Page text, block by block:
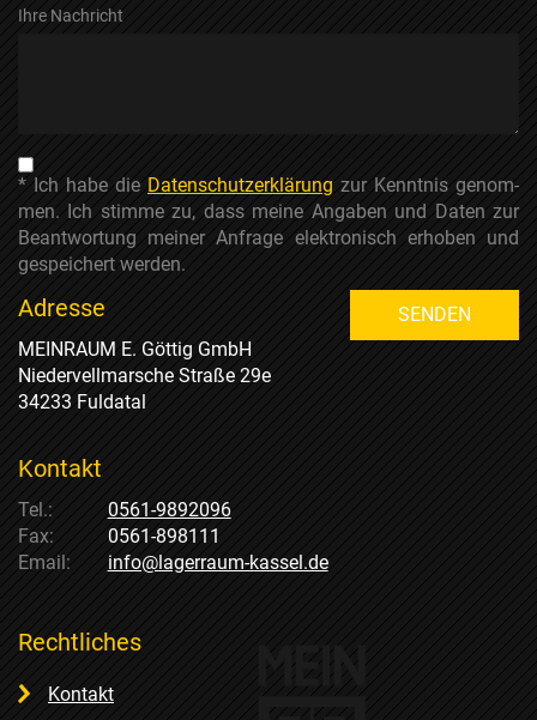
Ihre Nachricht
* Ich habe die Datenschutzerklärung zur Kenntnis genom­
men. Ich stimme zu, dass meine Angaben und Daten zur
Beantwortung meiner Anfrage elektronisch erhoben und
gespeichert werden.
SENDEN
Adresse
MEINRAUM E. Göttig GmbH
Niedervellmarsche Straße 29e
34233 Fuldatal
Kontakt
Tel.:
Fax:
Email:
0561-9892096
0561-898111
info@lagerraum-kassel.de
Rechtliches
Kontakt